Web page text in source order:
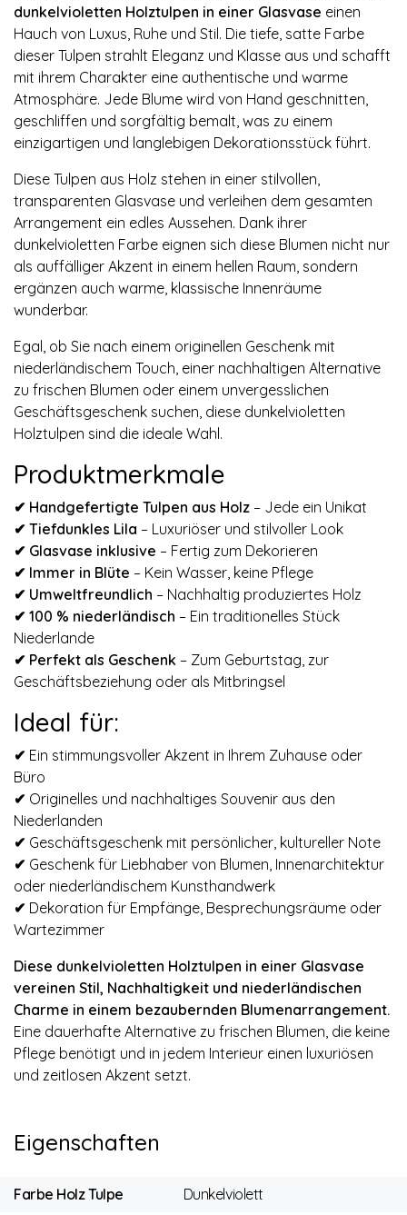
dunkelvioletten Holztulpen in einer Glasvase einen
Hauch von Luxus, Ruhe und Stil. Die tiefe, satte Farbe
dieser Tulpen strahlt Eleganz und Klasse aus und schafft
mit ihrem Charakter eine authentische und warme
Atmosphäre. Jede Blume wird von Hand geschnitten,
geschliffen und sorgfältig bemalt, was zu einem
einzigartigen und langlebigen Dekorationsstück führt.
Diese Tulpen aus Holz stehen in einer stilvollen,
transparenten Glasvase und verleihen dem gesamten
Arrangement ein edles Aussehen. Dank ihrer
dunkelvioletten Farbe eignen sich diese Blumen nicht nur
als auffälliger Akzent in einem hellen Raum, sondern
ergänzen auch warme, klassische Innenräume
wunderbar.
Egal, ob Sie nach einem originellen Geschenk mit
niederländischem Touch, einer nachhaltigen Alternative
zu frischen Blumen oder einem unvergesslichen
Geschäftsgeschenk suchen, diese dunkelvioletten
Holztulpen sind die ideale Wahl.
Produktmerkmale
✔ Handgefertigte Tulpen aus Holz – Jede ein Unikat
✔ Tiefdunkles Lila – Luxuriöser und stilvoller Look
✔ Glasvase inklusive – Fertig zum Dekorieren
✔ Immer in Blüte – Kein Wasser, keine Pflege
✔ Umweltfreundlich – Nachhaltig produziertes Holz
✔ 100 % niederländisch – Ein traditionelles Stück
Niederlande
✔ Perfekt als Geschenk – Zum Geburtstag, zur
Geschäftsbeziehung oder als Mitbringsel
Ideal für:
✔ Ein stimmungsvoller Akzent in Ihrem Zuhause oder
Büro
✔ Originelles und nachhaltiges Souvenir aus den
Niederlanden
✔ Geschäftsgeschenk mit persönlicher, kultureller Note
✔ Geschenk für Liebhaber von Blumen, Innenarchitektur
oder niederländischem Kunsthandwerk
✔ Dekoration für Empfänge, Besprechungsräume oder
Wartezimmer
Diese dunkelvioletten Holztulpen in einer Glasvase
vereinen Stil, Nachhaltigkeit und niederländischen
Charme in einem bezaubernden Blumenarrangement.
Eine dauerhafte Alternative zu frischen Blumen, die keine
Pflege benötigt und in jedem Interieur einen luxuriösen
und zeitlosen Akzent setzt.
Eigenschaften
Farbe Holz Tulpe Dunkelviolett